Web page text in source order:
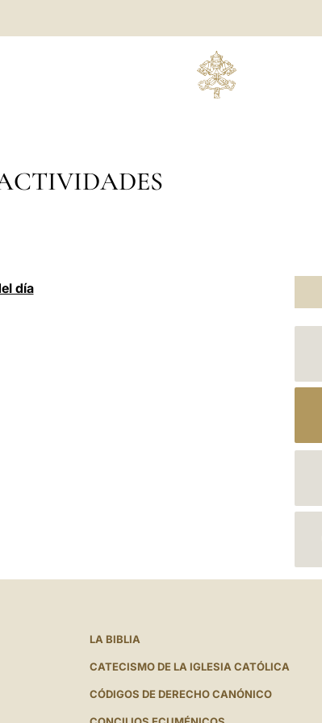
día
L
N
A
I
LA BIBLIA
CATECISMO DE LA IGLESIA CATÓLICA
CÓDIGOS DE DERECHO CANÓNICO